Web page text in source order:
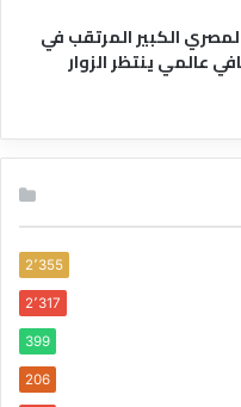
الكبير المرتقب في
عالمي ينتظر الزوار
2٬355
2٬317
399
206